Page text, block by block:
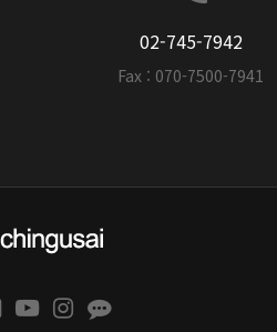
02-745-7942
Fax : 070-7500-7941